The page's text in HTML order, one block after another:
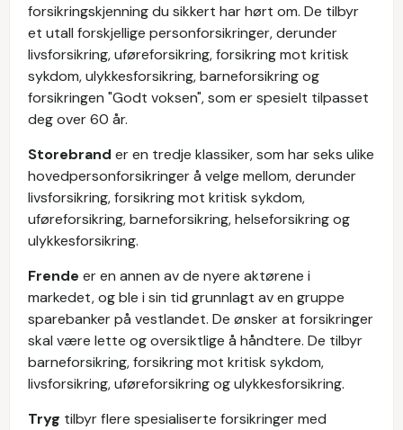
forsikringskjenning du sikkert har hørt om. De tilbyr
et utall forskjellige personforsikringer, derunder
livsforsikring, uføreforsikring, forsikring mot kritisk
sykdom, ulykkesforsikring, barneforsikring og
forsikringen "Godt voksen", som er spesielt tilpasset
deg over 60 år.
Storebrand er en tredje klassiker, som har seks ulike
hovedpersonforsikringer å velge mellom, derunder
livsforsikring, forsikring mot kritisk sykdom,
uføreforsikring, barneforsikring, helseforsikring og
ulykkesforsikring.
Frende er en annen av de nyere aktørene i
markedet, og ble i sin tid grunnlagt av en gruppe
sparebanker på vestlandet. De ønsker at forsikringer
skal være lette og oversiktlige å håndtere. De tilbyr
barneforsikring, forsikring mot kritisk sykdom,
livsforsikring, uføreforsikring og ulykkesforsikring.
Tryg tilbyr flere spesialiserte forsikringer med